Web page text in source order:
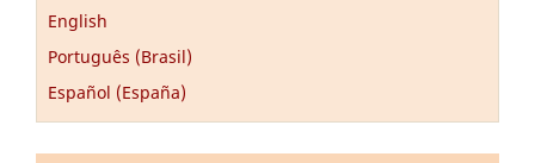
English
Português (Brasil)
Español (España)